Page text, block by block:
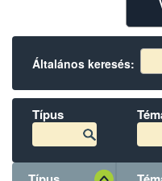
Általános keresés:
Típus